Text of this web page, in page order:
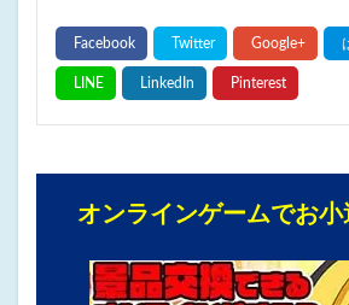
オンラインゲームでお小